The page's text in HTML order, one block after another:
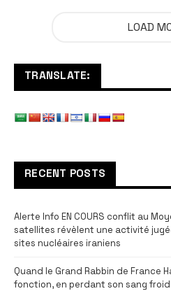
LOAD
TRANSLATE:
RECENT POSTS
Alerte Info EN COURS conflit au
satellites révèlent une activité
sites nucléaires iraniens
Quand le Grand Rabbin de France
fonction, en perdant son sang froid